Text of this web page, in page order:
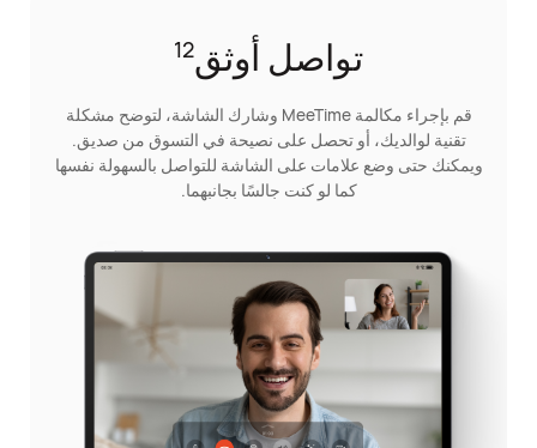
تواصل أوثق12
قم بإجراء مكالمة MeeTime وشارك الشاشة، لتوضح مشكلة
تقنية لوالديك، أو تحصل على نصيحة في التسوق من صديق.
ويمكنك حتى وضع علامات على الشاشة للتواصل بالسهولة نفسها
كما لو كنت جالسًا بجانبهما.